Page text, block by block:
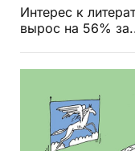
Интерес к
вырос на 56%